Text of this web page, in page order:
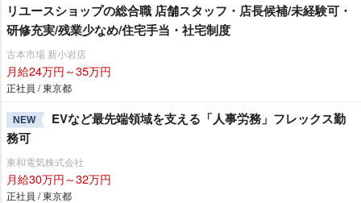
リユースショップの総合職 店舗スタッフ・店長候補/未経験可・
研修充実/残業少なめ/住宅手当・社宅制度
古本市場 新小岩店
月給24万円～35万円
正社員 / 東京都
NEW
EVなど最先端領域を支える「人事労務」フレックス勤
務可
東和電気株式会社
月給30万円～32万円
正社員 / 東京都